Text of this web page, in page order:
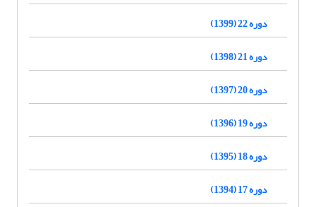
دوره 22 (1399)
دوره 21 (1398)
دوره 20 (1397)
دوره 19 (1396)
دوره 18 (1395)
دوره 17 (1394)